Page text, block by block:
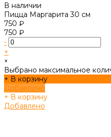
В наличии
Пицца Маргарита 30 см
750 ₽
750 ₽
-
+
×
Выбрано максимальное
+ В корзину
Добавлено
+ В корзину
Добавлено